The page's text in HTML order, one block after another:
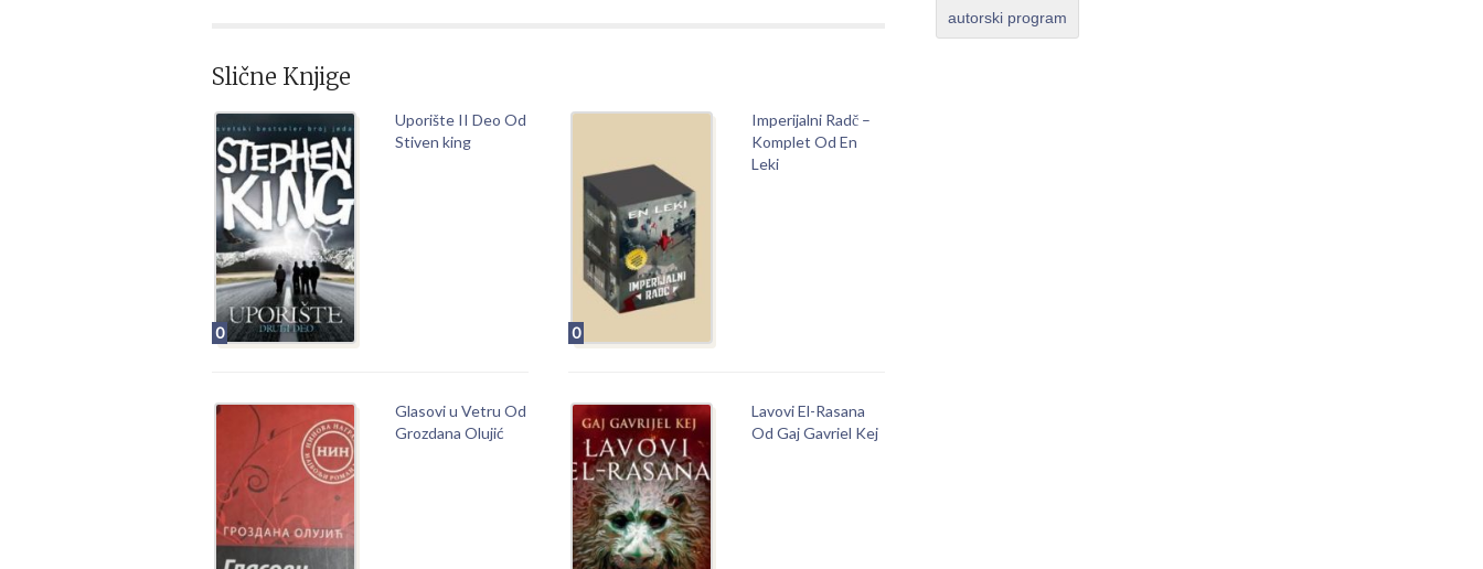
Slične Knjige
0
Uporište II Deo Od
Stiven king
0
Imperijalni Radč –
Komplet Od En
Leki
Glasovi u Vetru Od
Grozdana Olujić
Lavovi El-Rasana
Od Gaj Gavriel Kej
autorski program